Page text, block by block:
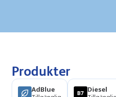
Produkter
AdBlue Diesel